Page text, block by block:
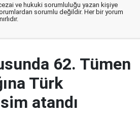
ve hukuki sorumluluğu yazan kişiye
sorumlu değildir. Her bir yorum
62. Tümen
Türk
atandı